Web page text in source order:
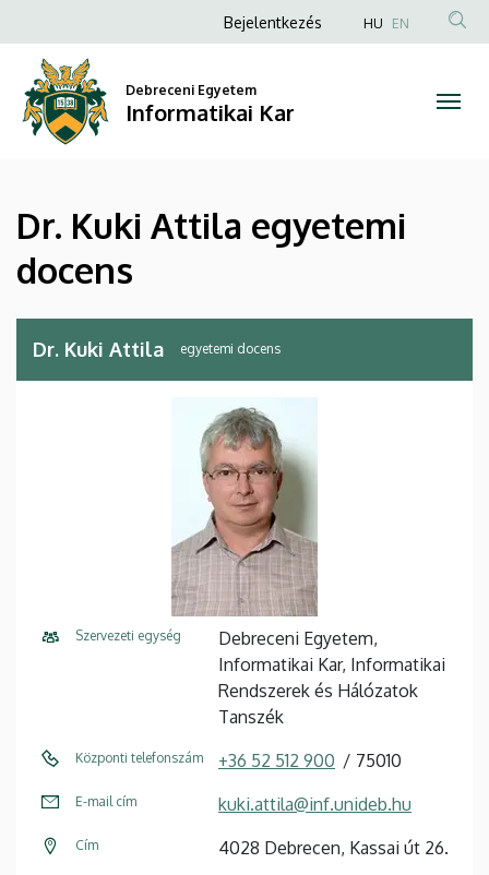
Kuki
Attila
egyetemi
docens
Informatikai
Kar
a
tartalomra
Anonim
fiók
menüje
Bejelentkezés HU EN
Debreceni Egyetem
Informatikai Kar
Dr. Kuki Attila egyetemi
docens
Dr. Kuki Attila egyetemi docens
Szervezeti egység
Debreceni Egyetem,
Informatikai Kar, Informatikai
Rendszerek és Hálózatok
Tanszék
Központi telefonszám +36 52 512 900 75010
E-mail cím kuki.attila@inf.unideb.hu
Cím 4028 Debrecen, Kassai út 26.